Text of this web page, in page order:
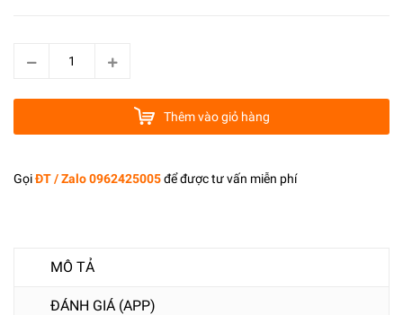
Thêm vào giỏ hàng
GọiĐT / Zalo 0962425005để được tư vấn miễn phí
MÔ TẢ
ĐÁNH GIÁ (APP)